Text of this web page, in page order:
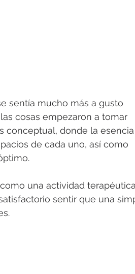
sentía mucho más a gusto
cosas empezaron a tomar
conceptual, donde la esencia
de cada uno, así como
una actividad
sentir que una